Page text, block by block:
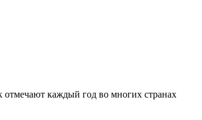
отмечают каждый год во многих странах